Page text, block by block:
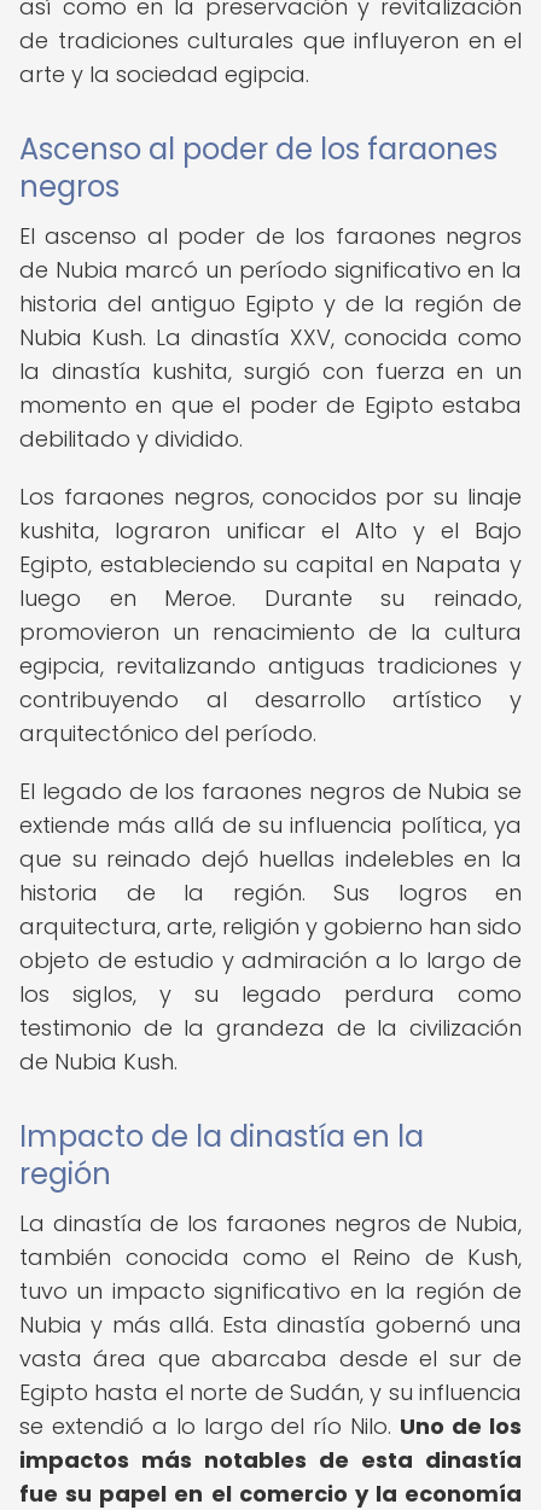
así como en la preservación y revitalización
de tradiciones culturales que influyeron en el
arte y la sociedad egipcia.
Ascenso al poder de los faraones
negros
El ascenso al poder de los faraones negros
de Nubia marcó un período significativo en la
historia del antiguo Egipto y de la región de
Nubia Kush. La dinastía XXV, conocida como
la dinastía kushita, surgió con fuerza en un
momento en que el poder de Egipto estaba
debilitado y dividido.
Los faraones negros, conocidos por su linaje
kushita, lograron unificar el Alto y el Bajo
Egipto, estableciendo su capital en Napata y
luego en Meroe. Durante su reinado,
promovieron un renacimiento de la cultura
egipcia, revitalizando antiguas tradiciones y
contribuyendo al desarrollo artístico y
arquitectónico del período.
El legado de los faraones negros de Nubia se
extiende más allá de su influencia política, ya
que su reinado dejó huellas indelebles en la
historia de la región. Sus logros en
arquitectura, arte, religión y gobierno han sido
objeto de estudio y admiración a lo largo de
los siglos, y su legado perdura como
testimonio de la grandeza de la civilización
de Nubia Kush.
Impacto de la dinastía en la
región
La dinastía de los faraones negros de Nubia,
también conocida como el Reino de Kush,
tuvo un impacto significativo en la región de
Nubia y más allá. Esta dinastía gobernó una
vasta área que abarcaba desde el sur de
Egipto hasta el norte de Sudán, y su influencia
se extendió a lo largo del río Nilo. Uno de los
impactos más notables de esta dinastía
fue su papel en el comercio y la economía